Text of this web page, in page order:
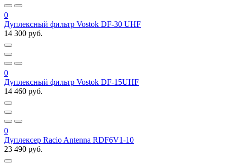
0
Дуплексный фильтр Vostok DF-30 UHF
14 300 руб.
0
Дуплексный фильтр Vostok DF-15UHF
14 460 руб.
0
Дуплексер Racio Antenna RDF6V1-10
23 490 руб.